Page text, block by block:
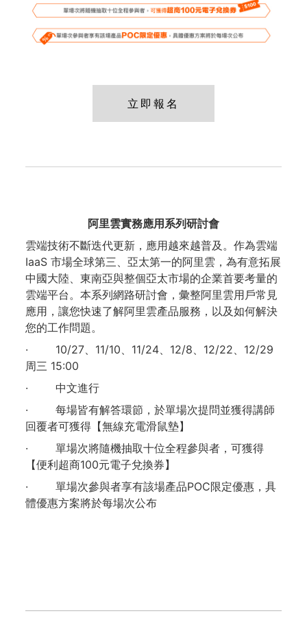
立即報名
阿里雲實務應用系列研討會
雲端技術不斷迭代更新，應用越來越普及。作為雲端
IaaS 市場全球第三、亞太第一的阿里雲，為有意拓展
中國大陸、東南亞與整個亞太市場的企業首要考量的
雲端平台。本系列網路研討會，彙整阿里雲用戶常見
應用，讓您快速了解阿里雲產品服務，以及如何解決
您的工作問題。
· 10/27、11/10、11/24、12/8、12/22、12/29
周三 15:00
· 中文進行
· 每場皆有解答環節，於單場次提問並獲得講師
回覆者可獲得【無線充電滑鼠墊】
· 單場次將隨機抽取十位全程參與者，可獲得
【便利超商100元電子兌換券】
· 單場次參與者享有該場產品POC限定優惠，具
體優惠方案將於每場次公布